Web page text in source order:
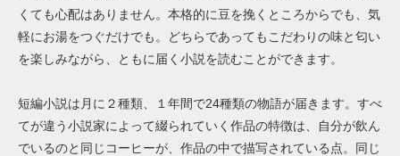
くても心配はありません。本格的に豆を挽くところからでも、気
軽にお湯をつぐだけでも。どちらであってもこだわりの味と匂い
を楽しみながら、ともに届く小説を読むことができます。
短編小説は月に２種類、１年間で24種類の物語が届きます。すべ
てが違う小説家によって綴られていく作品の特徴は、自分が飲ん
でいるのと同じコーヒーが、作品の中で描写されている点。同じ